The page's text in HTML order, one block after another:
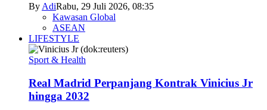
By AdiRabu, 29 Juli 2026, 08:35
Kawasan Global
ASEAN
LIFESTYLE
Sport & Health
Real Madrid Perpanjang Kontrak Vinicius Jr
hingga 2032